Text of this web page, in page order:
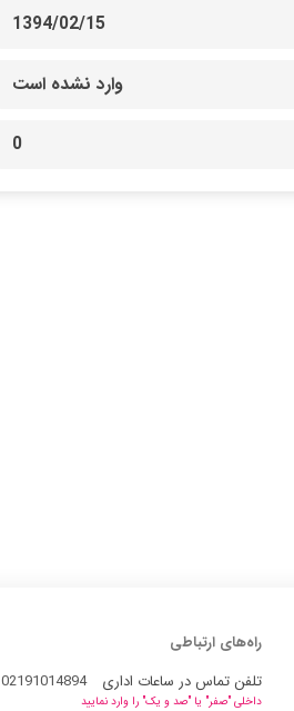
1394/02/15
وارد نشده است
0
راه‌های ارتباطی
تلفن تماس در ساعات اداری
02191014894
داخلی "صفر" یا "صد و یک" را وارد نمایید